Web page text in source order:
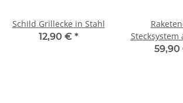
Schild Grillecke in Stahl
12,90 € *
Stecksystem
Stahl Höhe
59,90